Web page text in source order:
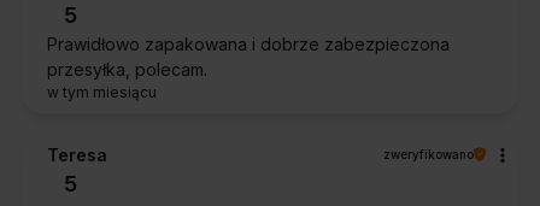
5
Prawidłowo zapakowana i dobrze zabezpieczona
przesyłka, polecam.
w tym miesiącu
Teresa zweryfikowano
5